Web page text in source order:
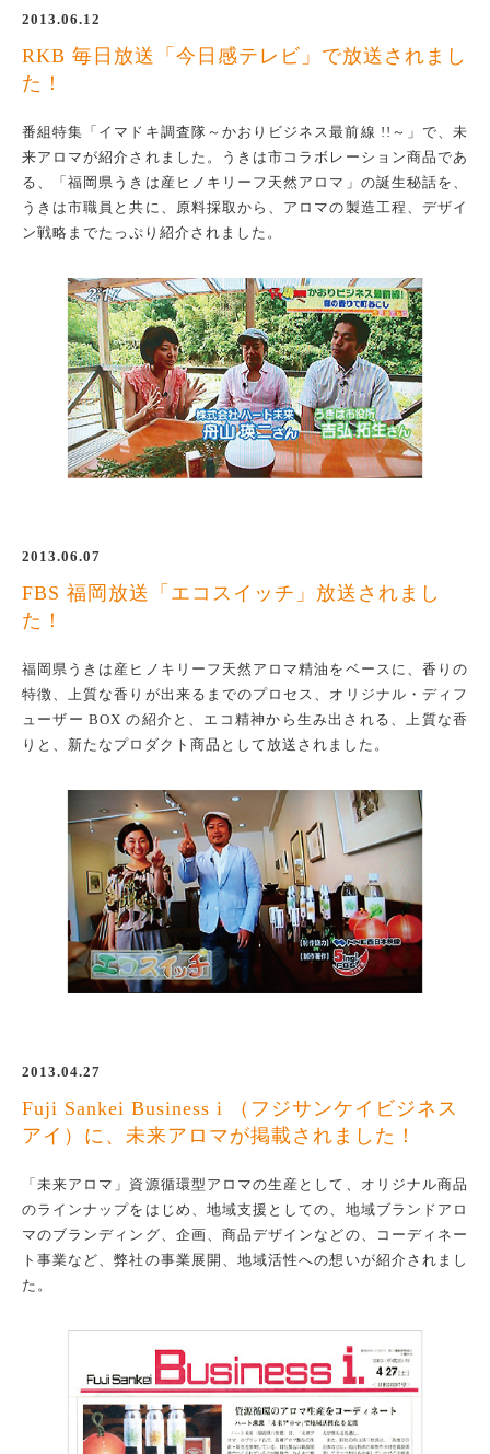
2013.06.12
RKB 毎日放送「今日感テレビ」で放送されまし
た！
番組特集「イマドキ調査隊～かおりビジネス最前線 !!～」で、未
来アロマが紹介されました。うきは市コラボレーション商品であ
る、「福岡県うきは産ヒノキリーフ天然アロマ」の誕生秘話を、
うきは市職員と共に、原料採取から、アロマの製造工程、デザイ
ン戦略までたっぷり紹介されました。
2013.06.07
FBS 福岡放送「エコスイッチ」放送されまし
た！
福岡県うきは産ヒノキリーフ天然アロマ精油をベースに、香りの
特徴、上質な香りが出来るまでのプロセス、オリジナル・ディフ
ューザー BOX の紹介と、エコ精神から生み出される、上質な香
りと、新たなプロダクト商品として放送されました。
2013.04.27
Fuji Sankei Business i （フジサンケイビジネス
アイ）に、未来アロマが掲載されました！
「未来アロマ」資源循環型アロマの生産として、オリジナル商品
のラインナップをはじめ、地域支援としての、地域ブランドアロ
マのブランディング、企画、商品デザインなどの、コーディネー
ト事業など、弊社の事業展開、地域活性への想いが紹介されまし
た。